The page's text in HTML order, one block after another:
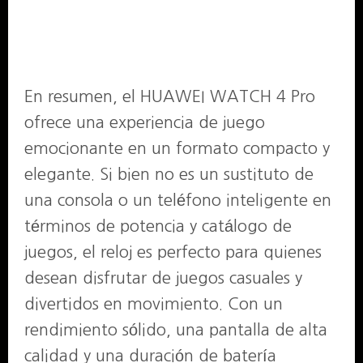
En resumen, el HUAWEI WATCH 4 Pro
ofrece una experiencia de juego
emocionante en un formato compacto y
elegante. Si bien no es un sustituto de
una consola o un teléfono inteligente en
términos de potencia y catálogo de
juegos, el reloj es perfecto para quienes
desean disfrutar de juegos casuales y
divertidos en movimiento. Con un
rendimiento sólido, una pantalla de alta
calidad y una duración de batería